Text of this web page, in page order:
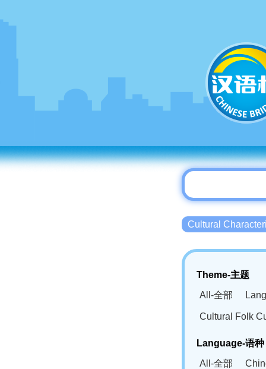
Cultural
Theme-主题
All-全部
Cultural Folk
Language-语种
All-全部